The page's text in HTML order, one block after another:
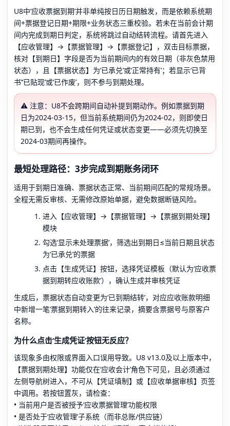
U8中‘应收票据到期’并非单纯按日历日期触发，而是依赖系统期
间+票据登记日期+期限+业务状态三重校验。若未在当前会计期
间内完成到期日判定，系统将跳过自动结转流程。请首先进入
【应收管理】→【票据管理】→【票据登记】，双击目标票据，
核对【到期日】字段是否为当前期间内的有效日期（非灰色禁用
状态），且【票据状态】为‘已承兑’或‘正常持有’；若显示‘已背
书’‘已贴现’或‘已作废’，则不参与到期处理。
⚠️ 注意：U8不会跨期间自动补提到期动作。例如票据到期
日为2024-03-15，但当前系统期间仍为2024-02，则即使日
期已到，也不会生成任何凭证或状态变更——必须先切换至
2024-03期间再操作。
最短处理路径：3步完成到期账务闭环
适用于到期日准确、票据状态正常、当前期间匹配的常规场景。
全程无需反审核、无需修改原始单据，避免数据断链风险。
进入【应收管理】→【票据管理】→【票据到期处理】
模块
勾选‘显示未处理票据’，筛选出到期日≤当前日期且状态
为‘已承兑’的票据
点击【生成凭证】按钮，选择凭证模板（默认为‘应收票
据到期转应收账款’），确认生成并审核凭证
生成后，票据状态自动变更为‘已到期结转’，对应应收账款明细
中新增一笔‘票据到期转入’的往来记录，摘要含票据号与原客户
名称。
为什么点击‘生成凭证’按钮无反应？
该现象多由权限或界面入口误用导致。U8 v13.0及以上版本中，
【票据到期处理】功能仅在‘应收会计’角色下可见，且必须通过
左侧导航树进入，不可从【凭证填制】或【应收单据审核】页签
中调用。若按钮置灰，请检查：
• 当前用户是否被授予‘应收票据管理’功能权限
• 是否处于‘应收管理’子系统（而非总账/供应链）